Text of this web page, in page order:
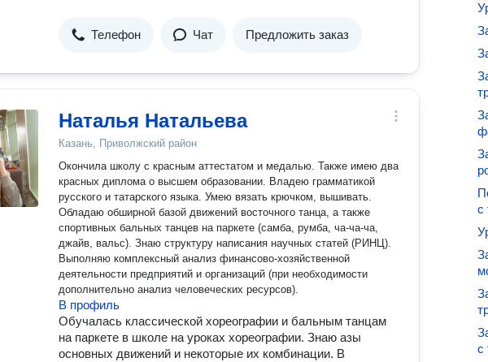
Телефон Чат Предложить заказ
Наталья Натальева
Казань, Приволжский район
Окончила школу с красным аттестатом и медалью. Также имею два
красных диплома о высшем образовании. Владею грамматикой
русского и татарского языка. Умею вязать крючком, вышивать.
Обладаю обширной базой движений восточного танца, а также
спортивных бальных танцев на паркете (самба, румба, ча-ча-ча,
джайв, вальс). Знаю структуру написания научных статей (РИНЦ).
Выполняю комплексный анализ финансово-хозяйственной
деятельности предприятий и организаций (при необходимости
дополнительно анализ человеческих ресурсов).
В профиль
Обучалась классической хореографии и бальным танцам
на паркете в школе на уроках хореографии. Знаю азы
основных движений и некоторые их комбинации. В
с
с